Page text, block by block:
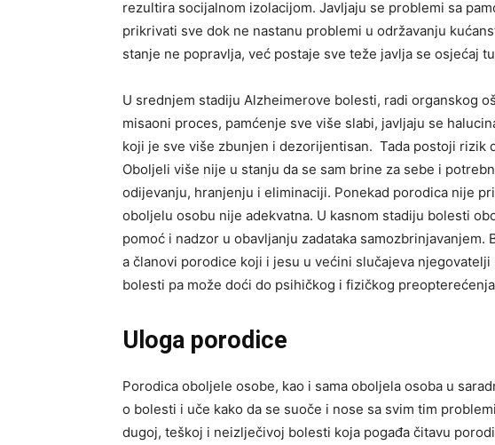
rezultira socijalnom izolacijom. Javljaju se problemi sa
prikrivati sve dok ne nastanu problemi u održavanju
stanje ne popravlja, već postaje sve teže javlja se osjećaj
U srednjem stadiju Alzheimerove bolesti, radi organskog
misaoni proces, pamćenje sve više slabi, javljaju se
koji je sve više zbunjen i dezorijentisan. Tada postoji rizik
Oboljeli više nije u stanju da se sam brine za sebe i
odijevanju, hranjenju i eliminaciji. Ponekad porodica nije
oboljelu osobu nije adekvatna. U kasnom stadiju bolesti
pomoć i nadzor u obavljanju zadataka
a članovi porodice koji i jesu u većini slučajeva
bolesti pa može doći do psihičkog i fizičkog
Uloga porodice
Porodica oboljele osobe, kao i sama oboljela osoba u
o bolesti i uče kako da se suoče i nose sa svim tim
dugoj, teškoj i neizlječivoj bolesti koja pogađa čitavu